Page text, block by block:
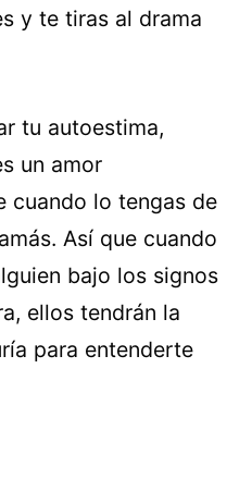
y te tiras al drama
tu autoestima,
un amor
cuando lo tengas de
Así que cuando
bajo los signos
ellos tendrán la
para entenderte